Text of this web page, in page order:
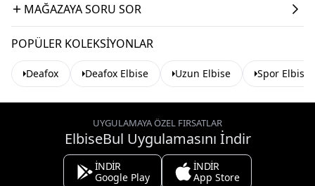
MAĞAZAYA SORU SOR
POPÜLER KOLEKSIYONLAR
Deafox Deafox Elbise Uzun Elbise Spor Elbise
UYGULAMAYA ÖZEL FIRSATLAR
ElbiseBul Uygulamasını İndir
İNDİR
Google Play
İNDİR
App Store